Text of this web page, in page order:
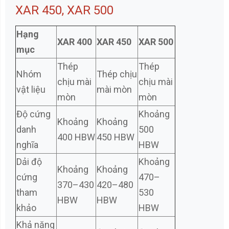
XAR 450, XAR 500
Hạng
mục
XAR 400 XAR 450 XAR 500
Nhóm
vật liệu
Thép
chịu mài
mòn
Thép chịu
mài mòn
Thép
chịu mài
mòn
Độ cứng
danh
nghĩa
Khoảng
400 HBW
Khoảng
450 HBW
Khoảng
500
HBW
Dải độ
cứng
tham
khảo
Khoảng
370–430
HBW
Khoảng
420–480
HBW
Khoảng
470–
530
HBW
Khả năng